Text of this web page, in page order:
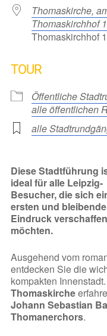
Thomaskirche,
Thomaskirchhof
Thomaskirchhof
TOUR
Öffentliche
alle öffentlichen
alle
Diese Stadtführung
ideal für alle Leipzig-
Besucher, die sich
ersten und
Eindruck verschaffen
möchten.
Ausgehend vom
entdecken Sie die
kompakten
Thomaskirche
Johann Sebastian
Thomanerchors.